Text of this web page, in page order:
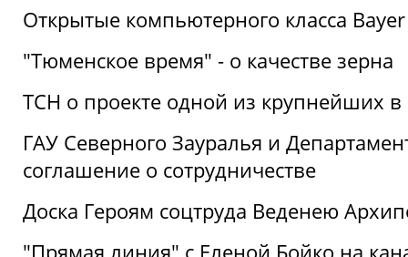
Открытые компьютерного класса Bayer
"Тюменское время" - о качестве зерна
ТСН о проекте одной из крупнейших
ГАУ Северного Зауралья и
соглашение о сотрудничестве
Доска Героям соцтруда Веденею
"Прямая линия" с Еленой Бойко на